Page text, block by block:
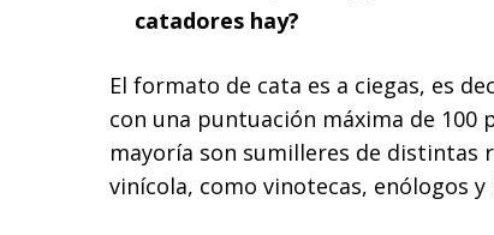
catadores hay?
El formato de cata es a ciegas, es
con una puntuación máxima de 100
mayoría son sumilleres de distintas
vinícola, como vinotecas, enólogos y